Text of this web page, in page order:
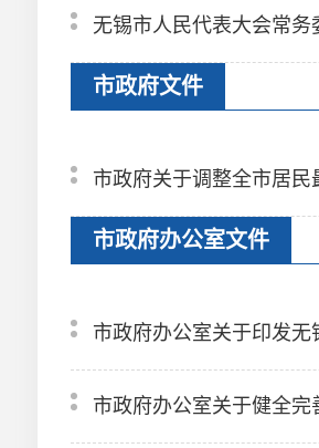
无锡市人民代表大会常
市政府文件
市政府关于调整全市居
市政府办公室文件
市政府办公室关于印发
市政府办公室关于健全